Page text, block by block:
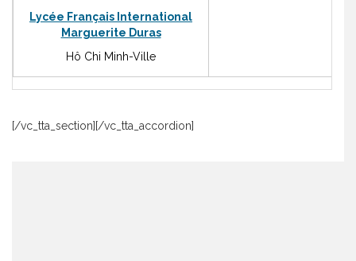
Lycée Français International
Marguerite Duras
Hô Chi Minh-Ville
[/vc_tta_section][/vc_tta_accordion]